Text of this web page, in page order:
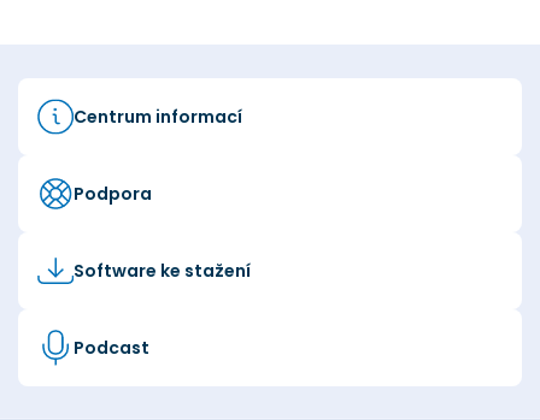
Centrum informací
Podpora
Software ke stažení
Podcast